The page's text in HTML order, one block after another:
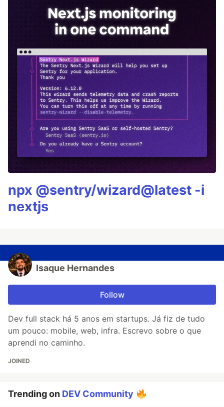
npx @sentry/wizard@latest -i
nextjs
Isaque Hernandes
Follow
Dev full stack há 5 anos em startups. Já fiz de tudo
um pouco: mobile, web, infra. Escrevo sobre o que
aprendi no caminho.
JOINED
Trending on DEV Community